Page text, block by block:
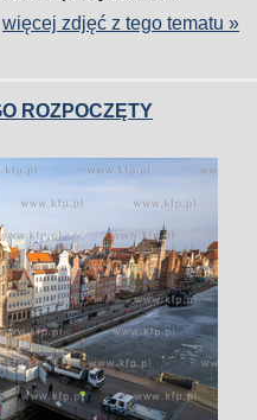
więcej zdjęć z tego tematu »
ROZPOCZĘTY